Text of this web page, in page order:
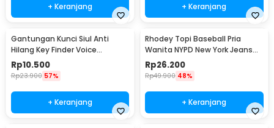
+ Keranjang + Keranjang
Gantungan Kunci Siul Anti
Hilang Key Finder Voice
Induction LED - YY-315
Rp10.500
Rp23.900 57%
+ Keranjang
Rhodey Topi Baseball Pria
Wanita NYPD New York Jeans
Polyester Cap - S8R
Rp26.200
Rp49.900 48%
+ Keranjang